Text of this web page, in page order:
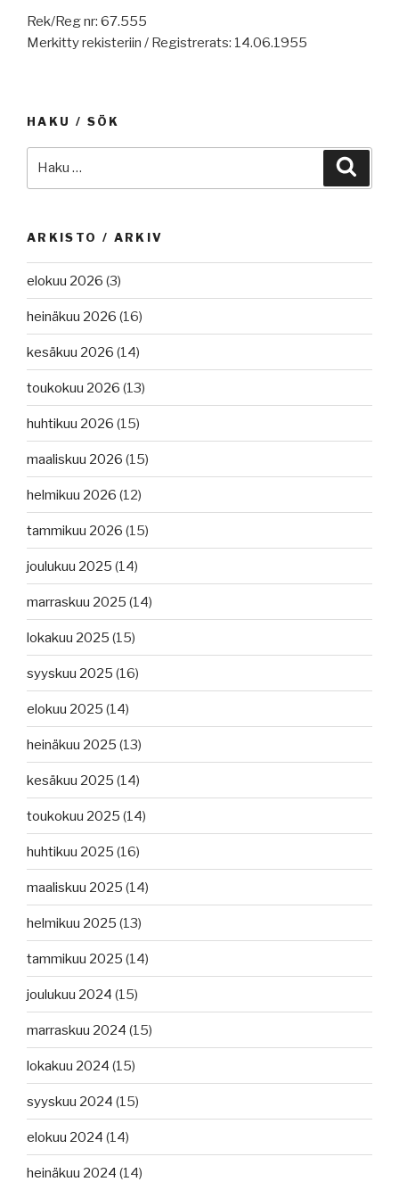
Rek/Reg nr: 67.555
Merkitty rekisteriin / Registrerats: 14.06.1955
HAKU / SÖK
ARKISTO / ARKIV
elokuu 2026 (3)
heinäkuu 2026 (16)
kesäkuu 2026 (14)
toukokuu 2026 (13)
huhtikuu 2026 (15)
maaliskuu 2026 (15)
helmikuu 2026 (12)
tammikuu 2026 (15)
joulukuu 2025 (14)
marraskuu 2025 (14)
lokakuu 2025 (15)
syyskuu 2025 (16)
elokuu 2025 (14)
heinäkuu 2025 (13)
kesäkuu 2025 (14)
toukokuu 2025 (14)
huhtikuu 2025 (16)
maaliskuu 2025 (14)
helmikuu 2025 (13)
tammikuu 2025 (14)
joulukuu 2024 (15)
marraskuu 2024 (15)
lokakuu 2024 (15)
syyskuu 2024 (15)
elokuu 2024 (14)
heinäkuu 2024 (14)